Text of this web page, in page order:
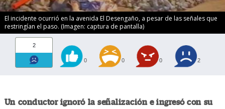
El incidente ocurrió en la avenida El Desengaño, a pesar de las señales que
restringían el paso. (Imagen: captura de pantalla)
2
0 0 0 2
Un conductor ignoró la señalización e ingresó con su